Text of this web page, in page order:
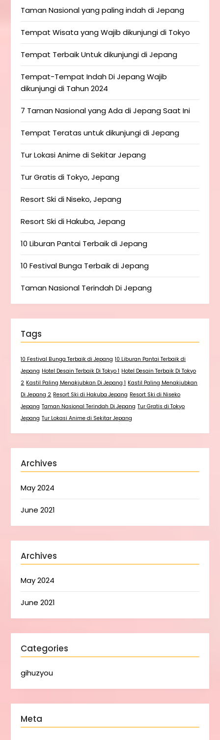
Taman Nasional yang paling indah di Jepang
Tempat Wisata yang Wajib dikunjungi di Tokyo
Tempat Terbaik Untuk dikunjungi di Jepang
Tempat-Tempat Indah Di Jepang Wajib
dikunjungi di Tahun 2024
7 Taman Nasional yang Ada di Jepang Saat Ini
Tempat Teratas untuk dikunjungi di Jepang
Tur Lokasi Anime di Sekitar Jepang
Tur Gratis di Tokyo, Jepang
Resort Ski di Niseko, Jepang
Resort Ski di Hakuba, Jepang
10 Liburan Pantai Terbaik di Jepang
10 Festival Bunga Terbaik di Jepang
Taman Nasional Terindah Di Jepang
Tags
10 Festival Bunga Terbaik di Jepang 10 Liburan Pantai Terbaik di
Jepang Hotel Desain Terbaik Di Tokyo 1 Hotel Desain Terbaik Di Tokyo
2 Kastil Paling Menakjubkan Di Jepang 1 Kastil Paling Menakjubkan
Di Jepang 2 Resort Ski di Hakuba Jepang Resort Ski di Niseko
Jepang Taman Nasional Terindah Di Jepang Tur Gratis di Tokyo
Jepang Tur Lokasi Anime di Sekitar Jepang
Archives
May 2024
June 2021
Archives
May 2024
June 2021
Categories
gihuzyou
Meta